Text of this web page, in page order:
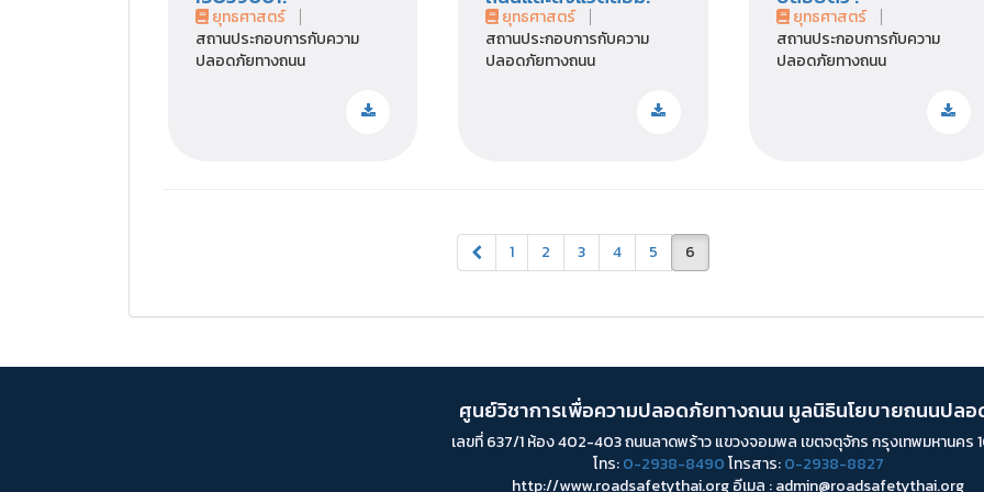
ยุทธศาสตร์
สถานประกอบการกับความ
ปลอดภัยทางถนน
ยุทธศาสตร์
สถานประกอบการกับความ
ปลอดภัยทางถนน
ยุทธศาสตร์
สถานประกอบการกับความ
ปลอดภัยทางถนน
1 2 3 4 5 6
ศูนย์วิชาการเพื่อความปลอดภัยทางถนน มูลนิธินโยบายถนนปล
เลขที่ 637/1 ห้อง 402-403 ถนนลาดพร้าว แขวงจอมพล เขตจตุจักร กรุงเทพมหานคร
โทร:0-2938-8490โทรสาร:0-2938-8827
http://www.roadsafetythai.org อีเมล : admin@roadsafetythai.org